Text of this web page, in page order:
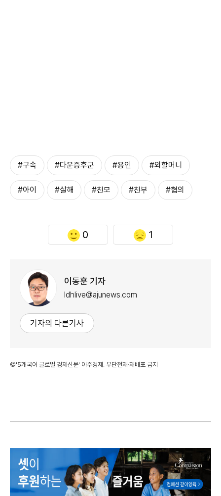
#구속 #다운증후군 #용인 #외할머니
#아이 #살해 #친모 #친부 #혐의
0 1
이동훈 기자
ldhlive@ajunews.com
기자의 다른기사
©'5개국어 글로벌 경제신문' 아주경제. 무단전재·재배포 금지